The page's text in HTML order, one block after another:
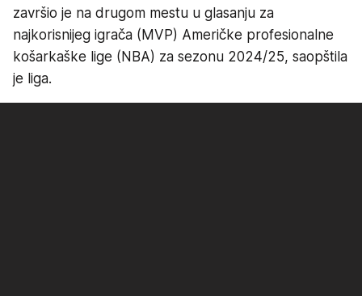
završio je na drugom mestu u glasanju za
najkorisnijeg igrača (MVP) Američke profesionalne
košarkaške lige (NBA) za sezonu 2024/25, saopštila
je liga.